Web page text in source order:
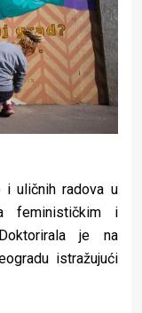
i uličnih radova u
feminističkim i
je na
istražujući